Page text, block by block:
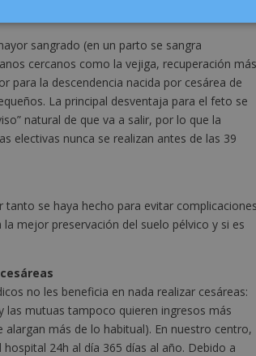
sangrado (en un parto se sangra
cercanos como la vejiga, recuperación
para la descendencia nacida por cesárea de
La principal desventaja para el feto se
natural de que va a salir, por lo que la
electivas nunca se realizan antes de las 39
tanto se haya hecho para evitar
mejor preservación del suelo pélvico y si es
no les beneficia en nada realizar cesáreas:
las mutuas tampoco quieren ingresos más
más de lo habitual). En nuestro centro,
24h al día 365 días al año. Debido a